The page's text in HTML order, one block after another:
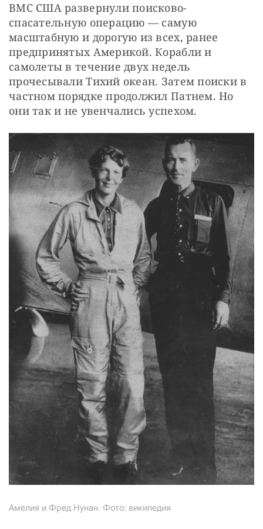
ВМС США развернули поисково-
спасательную операцию — самую
масштабную и дорогую из всех, ранее
предпринятых Америкой. Корабли и
самолеты в течение двух недель
прочесывали Тихий океан. Затем поиски в
частном порядке продолжил Патнем. Но
они так и не увенчались успехом.
Амелия и Фред Нунан. Фото: википедия